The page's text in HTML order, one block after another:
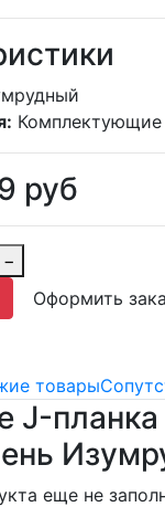
Комплектующие
руб
−
Оформить
товары
J-
еще не